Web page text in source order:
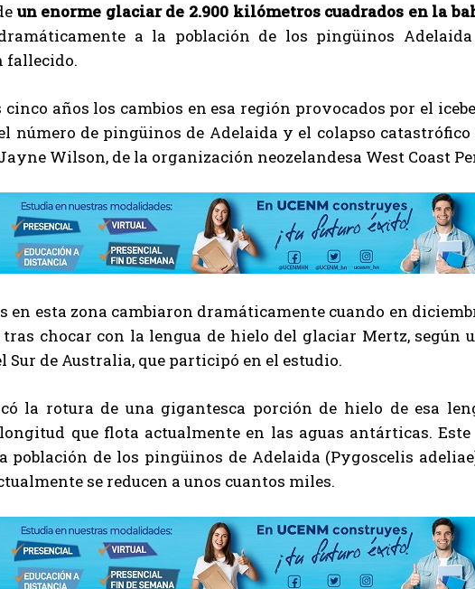
un enorme glaciar de 2.900 kilómetros cuadrados en la
a la población de los pingüinos Adelaida
fallecido.
cinco años los cambios en esa región provocados por el
número de pingüinos de Adelaida y el colapso
Wilson, de la organización neozelandesa West Coast
en esta zona cambiaron dramáticamente cuando en
chocar con la lengua de hielo del glaciar Mertz, según
Sur de Australia, que participó en el estudio.
la rotura de una gigantesca porción de hielo de esa
que flota actualmente en las aguas antárticas.
población de los pingüinos de Adelaida (Pygoscelis
se reducen a unos cuantos miles.